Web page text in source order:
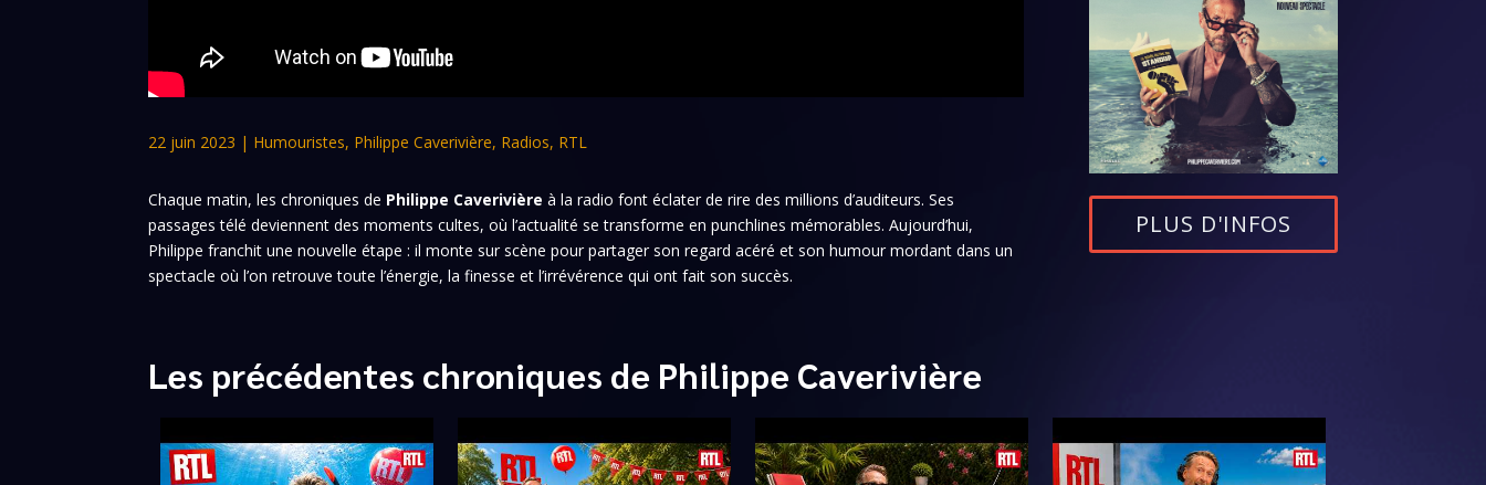
22 juin 2023 | Humouristes, Philippe Caverivière, Radios, RTL
Chaque matin, les chroniques de Philippe Caverivière à la radio font éclater de rire des millions d’auditeurs. Ses
passages télé deviennent des moments cultes, où l’actualité se transforme en punchlines mémorables. Aujourd’hui,
Philippe franchit une nouvelle étape : il monte sur scène pour partager son regard acéré et son humour mordant dans un
spectacle où l’on retrouve toute l’énergie, la finesse et l’irrévérence qui ont fait son succès.
PLUS D'INFOS
Les précédentes chroniques de Philippe Caverivière